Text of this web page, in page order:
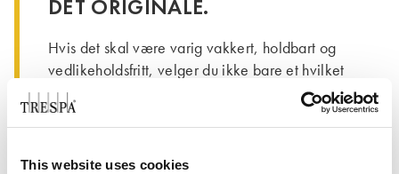
This website uses cookies
DET ORIGINALE.
Hvis det skal være varig vakkert, holdbart og
vedlikeholdsfritt, velger du ikke bare et hvilket
som helst fasadepanel. Da tar du som 75 % av
byggprofesjonelle kun til takke med originalen.
® ®
profesjonelt sluttresultat og bekymringsfri